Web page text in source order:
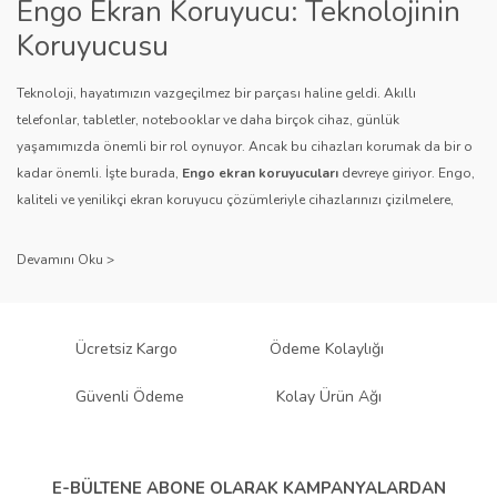
Gönder
Engo Ekran Koruyucu: Teknolojinin
Koruyucusu
Teknoloji, hayatımızın vazgeçilmez bir parçası haline geldi. Akıllı
telefonlar, tabletler, notebooklar ve daha birçok cihaz, günlük
yaşamımızda önemli bir rol oynuyor. Ancak bu cihazları korumak da bir o
kadar önemli. İşte burada, Engo ekran koruyucuları devreye giriyor. Engo,
kaliteli ve yenilikçi ekran koruyucu çözümleriyle cihazlarınızı çizilmelere,
sağlıyor.
Engo ekran koruyucuları
, uzun yıllara dayanan tecrübesi ve teknolojiye
ürününü titiz bir kalite kontrol sürecinden geçirir. Kullanıcı dostu tasarımı
Ücretsiz Kargo Ödeme Kolaylığı
Güvenli Ödeme Kolay Ürün Ağı
E-BÜLTENE ABONE OLARAK KAMPANYALARDAN